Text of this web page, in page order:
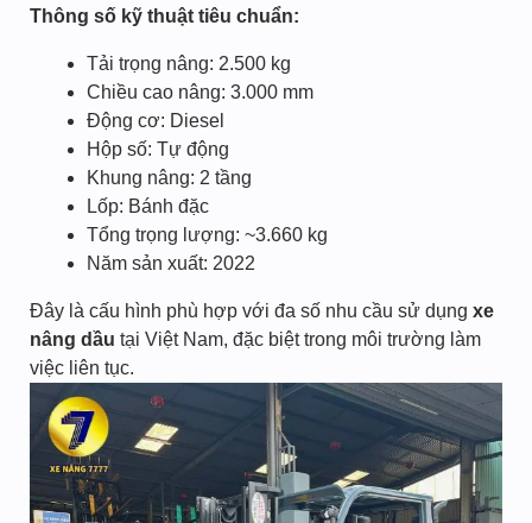
Thông số kỹ thuật tiêu chuẩn:
Tải trọng nâng: 2.500 kg
Chiều cao nâng: 3.000 mm
Động cơ: Diesel
Hộp số: Tự động
Khung nâng: 2 tầng
Lốp: Bánh đặc
Tổng trọng lượng: ~3.660 kg
Năm sản xuất: 2022
Đây là cấu hình phù hợp với đa số nhu cầu sử dụng xe
nâng dầu tại Việt Nam, đặc biệt trong môi trường làm
việc liên tục.